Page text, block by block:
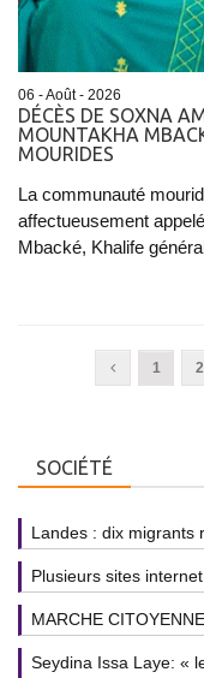
06 - Août - 2026
DÉCÈS DE SOXNA
MOUNTAKHA
MOURIDES
La communauté
affectueusement
Mbacké, Khalife
1 2
SOCIÉTÉ
Landes : dix migrants
Plusieurs sites
MARCHE CITOYENNE
Seydina Issa Laye: «